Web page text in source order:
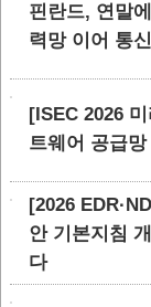
핀란드, 연말
력망 이어 통
[ISEC 2026
트웨어 공급
[2026
안 기본지침
다